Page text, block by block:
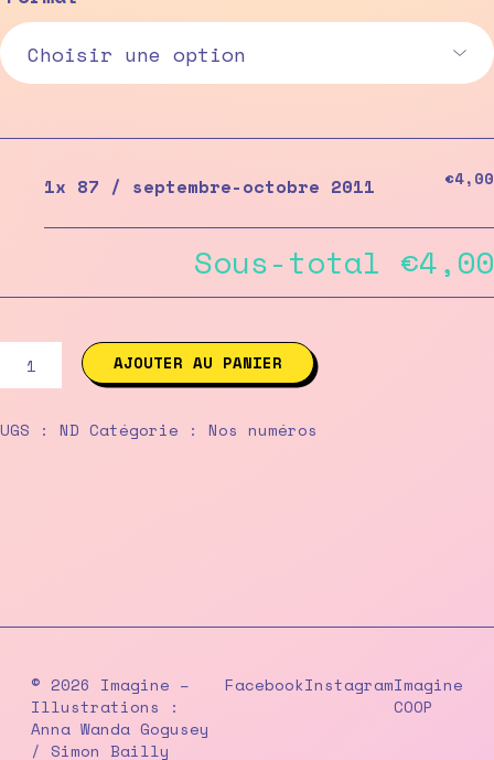
€5,00
1x 87 / septembre-octobre 2011 €4,00
Sous-total €4,00
87
septembre-
AJOUTER AU PANIER
UGS : ND Catégorie : Nos numéros
© 2026 Imagine –
Illustrations :
Anna Wanda Gogusey
/ Simon Bailly
FacebookInstagramImagine
COOP